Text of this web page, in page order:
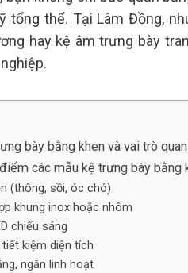
tổng thể. Tại Lâm Đồng,
hay kệ âm trưng bày
bày bằng khen và vai trò
các mẫu kệ trưng bày bằng
(thông, sồi, óc chó)
khung inox hoặc nhôm
chiếu sáng
kiệm diện tích
ngăn linh hoạt